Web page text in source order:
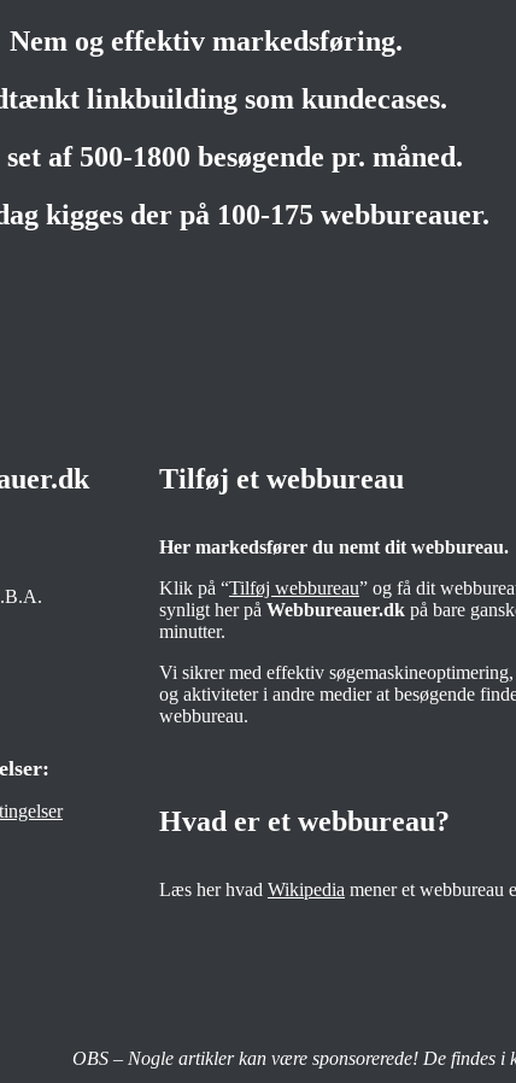
Nem og effektiv markedsføring.
linkbuilding som kundecases.
af 500-1800 besøgende pr. måned.
kigges der på 100-175 webbureauer.
Tilføj et webbureau
Her markedsfører du nemt dit webbureau.
Klik på “Tilføj webbureau” og få dit
synligt her på Webbureauer.dkpå bare
minutter.
Vi sikrer med effektiv
og aktiviteter i andre medier at besøgende
webbureau.
Hvad er et webbureau?
Læs her hvad Wikipedia mener et webbureau
OBS – Nogle artikler kan være sponsorerede! De findes i